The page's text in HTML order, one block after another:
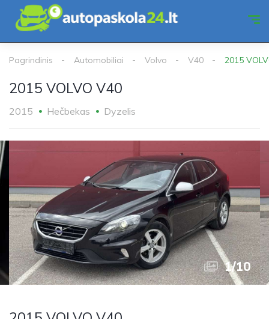
Pagrindinis Automobiliai Volvo V40 2015
2015 VOLVO V40
2015 Hečbekas Dyzelis
1/10